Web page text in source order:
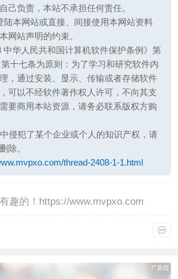
己负责，本站不承担任何责任。
陆本网站或直接、间接使用本网站资料
网站声明的约束。
中华人民共和国计算机软件保护条例》第
第十七条为原则：为了学习和研究软件内
，通过安装、显示、传输或者存储软件
可以不经软件著作权人许可，不向其支
要商用本站资源，请务必联系版权方购
侵犯了某个企业或个人的知识产权，请
除。
thread-2408-1-1.html
趣的！https://www.mvpxo.com